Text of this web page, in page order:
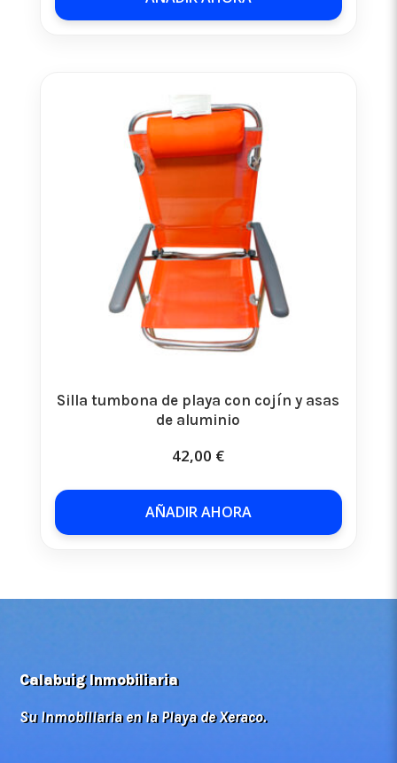
Silla tumbona de playa con cojín y asas
de aluminio
42,00 €
AÑADIR AHORA
Calabuig Inmobiliaria
Su Inmobiliaria en la Playa de Xeraco.